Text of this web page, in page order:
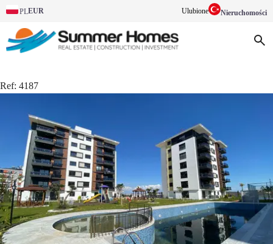
PLEUR Ulubione Nieruchomości
Ref: 4187